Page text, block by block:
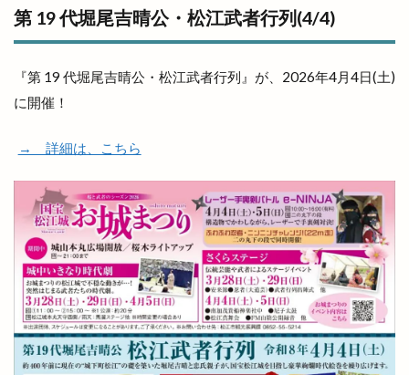
第 19 代堀尾吉晴公・松江武者行列(4/4)
『第 19 代堀尾吉晴公・松江武者行列』が、2026年4月4日(土)
に開催！
→ 詳細は、こちら